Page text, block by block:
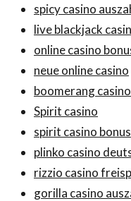
spicy casino
live blackjack
online casino
neue online casino
boomerang
Spirit casino
spirit casino bonus
plinko casino
rizzio casino
gorilla casino